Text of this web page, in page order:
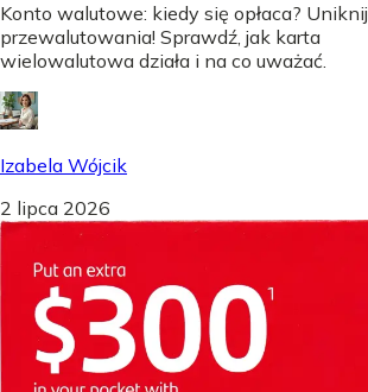
Konto walutowe: kiedy się opłaca? Uniknij
przewalutowania! Sprawdź, jak karta
wielowalutowa działa i na co uważać.
Izabela Wójcik
2 lipca 2026